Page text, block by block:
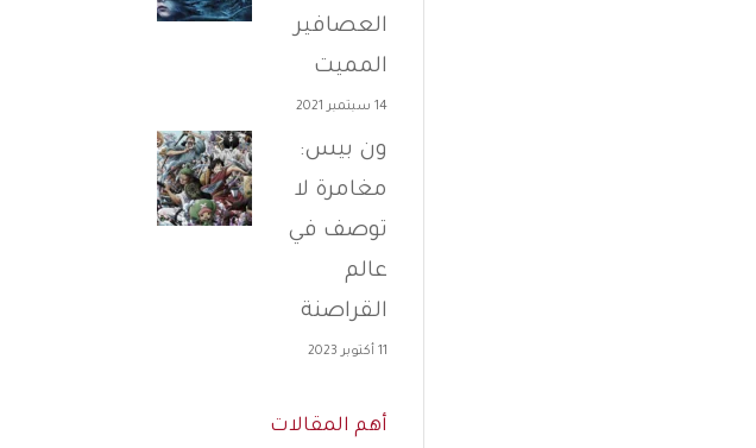
العصافير
المميت
14 سبتمبر 2021
ون بيس:
مغامرة لا
توصف في
عالم
القراصنة
11 أكتوبر 2023
أهم المقالات